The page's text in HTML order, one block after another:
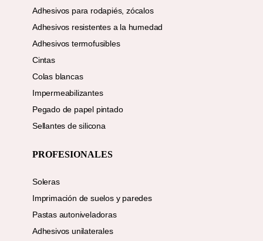
Adhesivos para rodapiés, zócalos
Adhesivos resistentes a la humedad
Adhesivos termofusibles
Cintas
Colas blancas
Impermeabilizantes
Pegado de papel pintado
Sellantes de silicona
PROFESIONALES
Soleras
Imprimación de suelos y paredes
Pastas autoniveladoras
Adhesivos unilaterales